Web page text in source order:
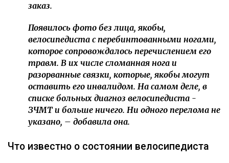
заказ.
Появилось фото без лица, якобы,
велосипедиста с перебинтованными ногами,
которое сопровождалось перечислением его
травм. В их числе сломанная нога и
разорванные связки, которые, якобы могут
оставить его инвалидом. На самом деле, в
списке больных диагноз велосипедиста -
ЗЧМТ и больше ничего. Ни одного перелома не
указано, – добавила она.
Что известно о состоянии велосипедиста